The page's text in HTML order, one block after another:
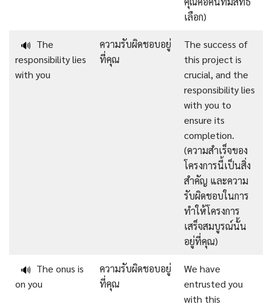
เลือก)
🔊 The
responsibility lies
with you
ความรับผิดชอบอยู่
ที่คุณ
The success of
this project is
crucial, and the
responsibility lies
with you to
ensure its
completion.
(ความสำเร็จของ
โครงการนี้เป็นสิ่ง
สำคัญ และความ
รับผิดชอบในการ
ทำให้โครงการ
เสร็จสมบูรณ์นั้น
อยู่ที่คุณ)
🔊 The onus is
on you
ความรับผิดชอบอยู่
ที่คุณ
We have
entrusted you
with this